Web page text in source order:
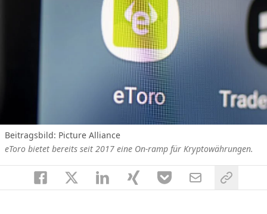
Beitragsbild: Picture Alliance
eToro bietet bereits seit 2017 eine On-ramp für Kryptowährungen.